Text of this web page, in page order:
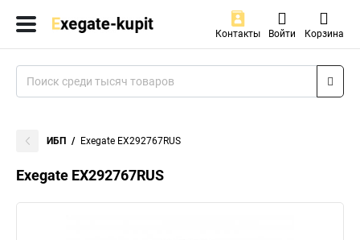
Контакты Войти Корзина
ИБП Exegate EX292767RUS
Exegate EX292767RUS